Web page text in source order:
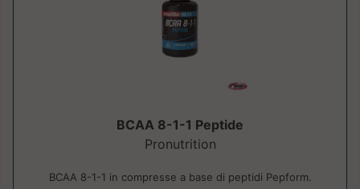
BCAA 8-1-1 Peptide
Pronutrition
BCAA 8-1-1 in compresse a base di peptidi Pepform.